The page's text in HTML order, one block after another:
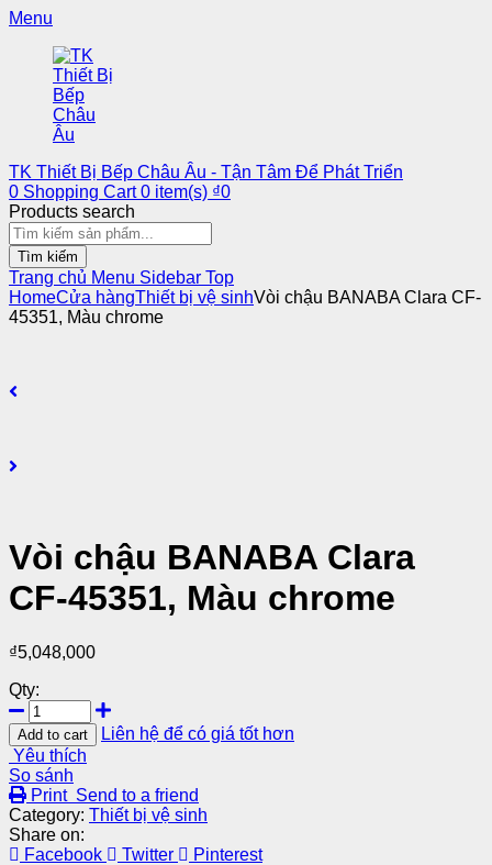
Menu
TK Thiết Bị Bếp Châu Âu - Tận Tâm Để Phát Triển
0 Shopping Cart 0 item(s) ₫0
Products search
Tìm kiếm
Trang chủ Menu Sidebar Top
HomeCửa hàngThiết bị vệ sinhVòi chậu BANABA Clara CF-
45351, Màu chrome
Vòi chậu BANABA Clara
CF-45351, Màu chrome
₫5,048,000
Qty:
Add to cart
Liên hệ để có giá tốt hơn
Yêu thích
So sánh
Print Send to a friend
Category: Thiết bị vệ sinh
Share on:
Facebook
Twitter
Pinterest